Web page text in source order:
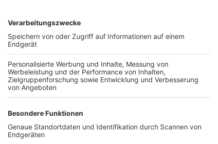
TOP-VEREINE
TOP-PARTNER